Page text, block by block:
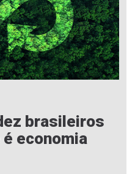
brasileiros
é economia